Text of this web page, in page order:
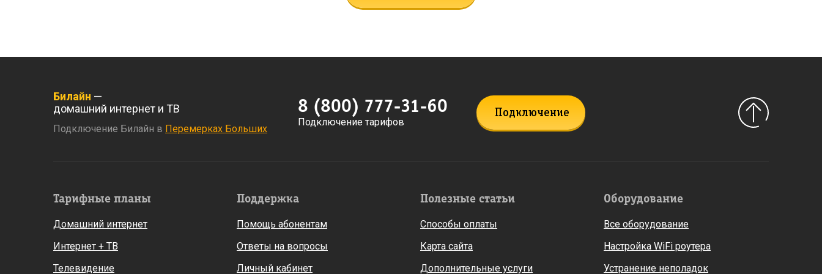
Билайн —
домашний интернет и ТВ
Подключение Билайн в Перемерках Больших
8 (800) 777-31-60
Подключение тарифов
Подключение
Тарифные планы
Домашний интернет
Интернет + ТВ
Телевидение
Поддержка
Помощь абонентам
Ответы на вопросы
Личный кабинет
Полезные статьи
Способы оплаты
Карта сайта
Дополнительные услуги
Оборудование
Все оборудование
Настройка WiFi роутера
Устранение неполадок